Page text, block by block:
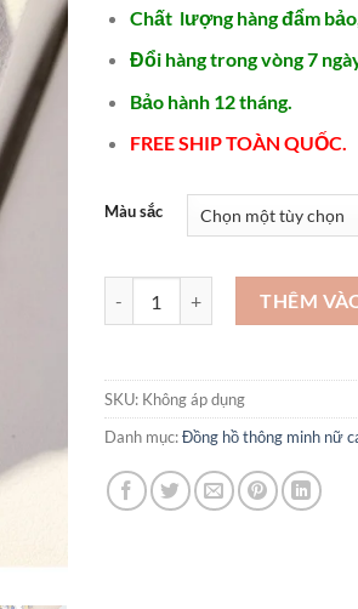
Chất lượng hàng đẩm bảo,
Đổi hàng trong vòng 7
Bảo hành 12 tháng.
FREE SHIP TOÀN QUỐC.
Màu sắc
Đồng hồ đeo tay chính hãng -
THÊM
SKU: Không áp dụng
Danh mục:Đồng hồ thông minh nữ